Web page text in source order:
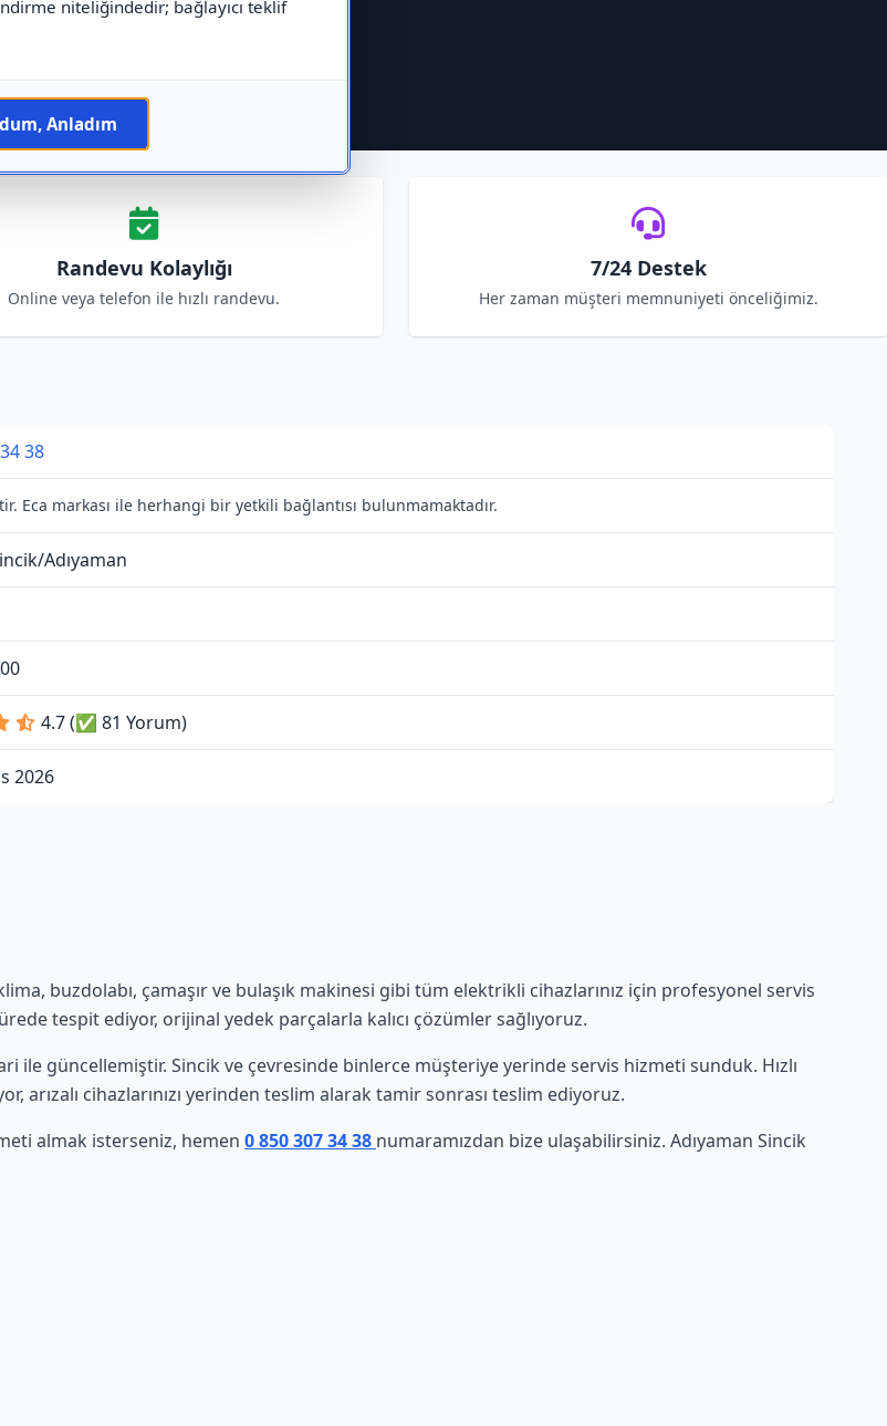
niteliğindedir; bağlayıcı teklif
Anladım
Randevu Kolaylığı
Online veya telefon ile hızlı randevu.
7/24 Destek
Her zaman müşteri memnuniyeti önceliğimiz.
38
Eca markası ile herhangi bir yetkili bağlantısı bulunmamaktadır.
Adıyaman
4.7 (✅ 81 Yorum)
2026
buzdolabı, çamaşır ve bulaşık makinesi gibi tüm elektrikli cihazlarınız için profesyonel servis
tespit ediyor, orijinal yedek parçalarla kalıcı çözümler sağlıyoruz.
ile güncellemiştir. Sincik ve çevresinde binlerce müşteriye yerinde servis hizmeti sunduk. Hızlı
arızalı cihazlarınızı yerinden teslim alarak tamir sonrası teslim ediyoruz.
almak isterseniz, hemen 0 850 307 34 38 numaramızdan bize ulaşabilirsiniz. Adıyaman Sincik